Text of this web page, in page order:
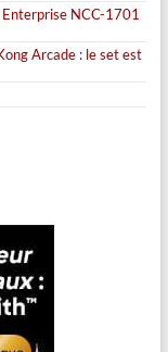
Enterprise NCC-1701
Arcade : le set est